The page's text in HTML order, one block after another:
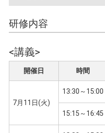
研修内容
<講義>
開催日 時間
7月11日(火)
13:30～15:00
15:15～16:45